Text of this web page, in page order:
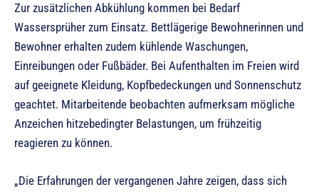
Zur zusätzlichen Abkühlung kommen bei Bedarf
Wassersprüher zum Einsatz. Bettlägerige Bewohnerinnen und
Bewohner erhalten zudem kühlende Waschungen,
Einreibungen oder Fußbäder. Bei Aufenthalten im Freien wird
auf geeignete Kleidung, Kopfbedeckungen und Sonnenschutz
geachtet. Mitarbeitende beobachten aufmerksam mögliche
Anzeichen hitzebedingter Belastungen, um frühzeitig
reagieren zu können.
„Die Erfahrungen der vergangenen Jahre zeigen, dass sich